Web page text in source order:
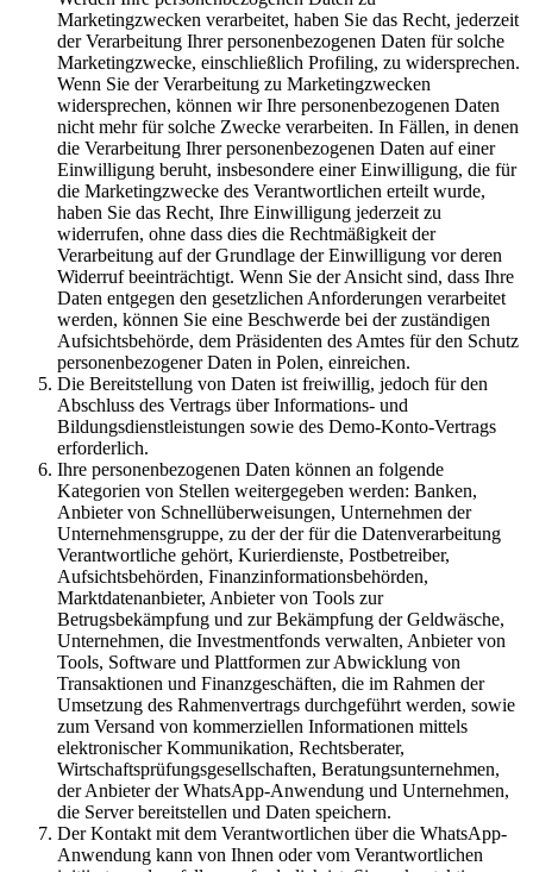
Marketingzwecken verarbeitet, haben Sie das Recht, jederzeit
der Verarbeitung Ihrer personenbezogenen Daten für solche
Marketingzwecke, einschließlich Profiling, zu widersprechen.
Wenn Sie der Verarbeitung zu Marketingzwecken
widersprechen, können wir Ihre personenbezogenen Daten
nicht mehr für solche Zwecke verarbeiten. In Fällen, in denen
die Verarbeitung Ihrer personenbezogenen Daten auf einer
Einwilligung beruht, insbesondere einer Einwilligung, die für
die Marketingzwecke des Verantwortlichen erteilt wurde,
haben Sie das Recht, Ihre Einwilligung jederzeit zu
widerrufen, ohne dass dies die Rechtmäßigkeit der
Verarbeitung auf der Grundlage der Einwilligung vor deren
Widerruf beeinträchtigt. Wenn Sie der Ansicht sind, dass Ihre
Daten entgegen den gesetzlichen Anforderungen verarbeitet
werden, können Sie eine Beschwerde bei der zuständigen
Aufsichtsbehörde, dem Präsidenten des Amtes für den Schutz
personenbezogener Daten in Polen, einreichen.
Die Bereitstellung von Daten ist freiwillig, jedoch für den
Abschluss des Vertrags über Informations- und
Bildungsdienstleistungen sowie des Demo-Konto-Vertrags
erforderlich.
Ihre personenbezogenen Daten können an folgende
Kategorien von Stellen weitergegeben werden: Banken,
Anbieter von Schnellüberweisungen, Unternehmen der
Unternehmensgruppe, zu der der für die Datenverarbeitung
Verantwortliche gehört, Kurierdienste, Postbetreiber,
Aufsichtsbehörden, Finanzinformationsbehörden,
Marktdatenanbieter, Anbieter von Tools zur
Betrugsbekämpfung und zur Bekämpfung der Geldwäsche,
Unternehmen, die Investmentfonds verwalten, Anbieter von
Tools, Software und Plattformen zur Abwicklung von
Transaktionen und Finanzgeschäften, die im Rahmen der
Umsetzung des Rahmenvertrags durchgeführt werden, sowie
zum Versand von kommerziellen Informationen mittels
elektronischer Kommunikation, Rechtsberater,
Wirtschaftsprüfungsgesellschaften, Beratungsunternehmen,
der Anbieter der WhatsApp-Anwendung und Unternehmen,
die Server bereitstellen und Daten speichern.
Der Kontakt mit dem Verantwortlichen über die WhatsApp-
Anwendung kann von Ihnen oder vom Verantwortlichen